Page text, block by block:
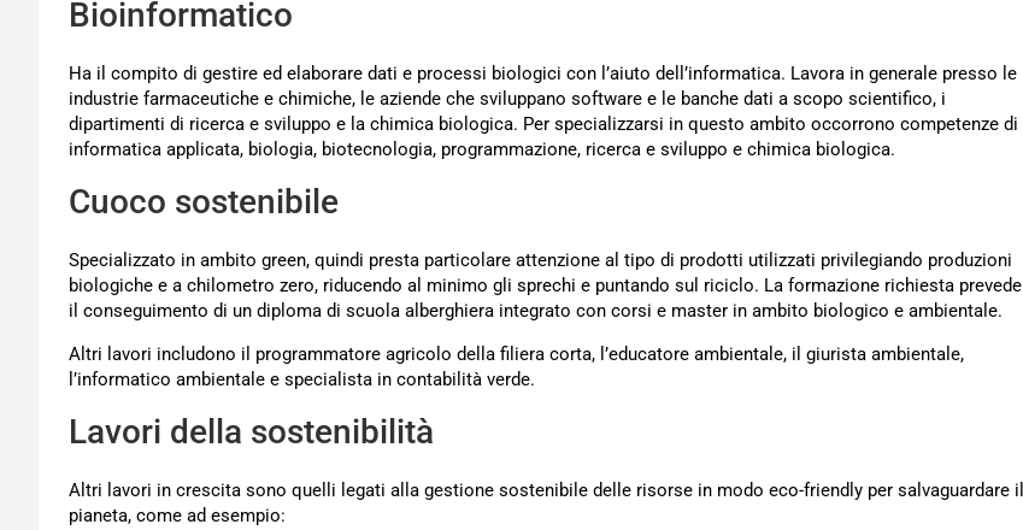
Bioinformatico
Ha il compito di gestire ed elaborare dati e processi biologici con l’aiuto dell’informatica. Lavora in generale presso le
industrie farmaceutiche e chimiche, le aziende che sviluppano software e le banche dati a scopo scientifico, i
dipartimenti di ricerca e sviluppo e la chimica biologica. Per specializzarsi in questo ambito occorrono competenze di
informatica applicata, biologia, biotecnologia, programmazione, ricerca e sviluppo e chimica biologica.
Cuoco sostenibile
Specializzato in ambito green, quindi presta particolare attenzione al tipo di prodotti utilizzati privilegiando produzioni
biologiche e a chilometro zero, riducendo al minimo gli sprechi e puntando sul riciclo. La formazione richiesta prevede
il conseguimento di un diploma di scuola alberghiera integrato con corsi e master in ambito biologico e ambientale.
Altri lavori includono il programmatore agricolo della filiera corta, l’educatore ambientale, il giurista ambientale,
l’informatico ambientale e specialista in contabilità verde.
Lavori della sostenibilità
Altri lavori in crescita sono quelli legati alla gestione sostenibile delle risorse in modo eco-friendly per salvaguardare il
pianeta, come ad esempio: